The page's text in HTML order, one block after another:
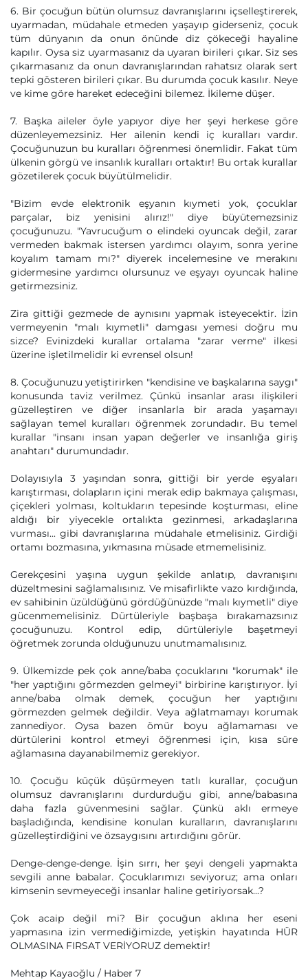
6. Bir çocuğun bütün olumsuz davranışlarını içselleştirerek,
uyarmadan, müdahale etmeden yaşayıp giderseniz, çocuk
tüm dünyanın da onun önünde diz çökeceği hayaline
kapılır. Oysa siz uyarmasanız da uyaran birileri çıkar. Siz ses
çıkarmasanız da onun davranışlarından rahatsız olarak sert
tepki gösteren birileri çıkar. Bu durumda çocuk kasılır. Neye
ve kime göre hareket edeceğini bilemez. İkileme düşer.
7. Başka aileler öyle yapıyor diye her şeyi herkese göre
düzenleyemezsiniz. Her ailenin kendi iç kuralları vardır.
Çocuğunuzun bu kuralları öğrenmesi önemlidir. Fakat tüm
ülkenin görgü ve insanlık kuralları ortaktır! Bu ortak kurallar
gözetilerek çocuk büyütülmelidir.
"Bizim evde elektronik eşyanın kıymeti yok, çocuklar
parçalar, biz yenisini alırız!" diye büyütemezsiniz
çocuğunuzu. "Yavrucuğum o elindeki oyuncak değil, zarar
vermeden bakmak istersen yardımcı olayım, sonra yerine
koyalım tamam mı?" diyerek incelemesine ve merakını
gidermesine yardımcı olursunuz ve eşyayı oyuncak haline
getirmezsiniz.
Zira gittiği gezmede de aynısını yapmak isteyecektir. İzin
vermeyenin "malı kıymetli" damgası yemesi doğru mu
sizce? Evinizdeki kurallar ortalama "zarar verme" ilkesi
üzerine işletilmelidir ki evrensel olsun!
8. Çocuğunuzu yetiştirirken "kendisine ve başkalarına saygı"
konusunda taviz verilmez. Çünkü insanlar arası ilişkileri
güzelleştiren ve diğer insanlarla bir arada yaşamayı
sağlayan temel kuralları öğrenmek zorundadır. Bu temel
kurallar "insanı insan yapan değerler ve insanlığa giriş
anahtarı" durumundadır.
Dolayısıyla 3 yaşından sonra, gittiği bir yerde eşyaları
karıştırması, dolapların içini merak edip bakmaya çalışması,
çiçekleri yolması, koltukların tepesinde koşturması, eline
aldığı bir yiyecekle ortalıkta gezinmesi, arkadaşlarına
vurması... gibi davranışlarına müdahale etmelisiniz. Girdiği
ortamı bozmasına, yıkmasına müsade etmemelisiniz.
Gerekçesini yaşına uygun şekilde anlatıp, davranışını
düzeltmesini sağlamalısınız. Ve misafirlikte vazo kırdığında,
ev sahibinin üzüldüğünü gördüğünüzde "malı kıymetli" diye
gücenmemelisiniz. Dürtüleriyle başbaşa bırakamazsınız
çocuğunuzu. Kontrol edip, dürtüleriyle başetmeyi
öğretmek zorunda olduğunuzu unutmamalısınız.
9. Ülkemizde pek çok anne/baba çocuklarını "korumak" ile
"her yaptığını görmezden gelmeyi" birbirine karıştırıyor. İyi
anne/baba olmak demek, çocuğun her yaptığını
görmezden gelmek değildir. Veya ağlatmamayı korumak
zannediyor. Oysa bazen ömür boyu ağlamaması ve
dürtülerini kontrol etmeyi öğrenmesi için, kısa süre
ağlamasına dayanabilmemiz gerekiyor.
10. Çocuğu küçük düşürmeyen tatlı kurallar, çocuğun
olumsuz davranışlarını durdurduğu gibi, anne/babasına
daha fazla güvenmesini sağlar. Çünkü aklı ermeye
başladığında, kendisine konulan kuralların, davranışlarını
güzelleştirdiğini ve özsaygısını artırdığını görür.
Denge-denge-denge. İşin sırrı, her şeyi dengeli yapmakta
sevgili anne babalar. Çocuklarımızı seviyoruz; ama onları
kimsenin sevmeyeceği insanlar haline getiriyorsak...?
Çok acaip değil mi? Bir çocuğun aklına her eseni
yapmasına izin vermediğimizde, yetişkin hayatında HÜR
OLMASINA FIRSAT VERİYORUZ demektir!
Mehtap Kayaoğlu / Haber 7